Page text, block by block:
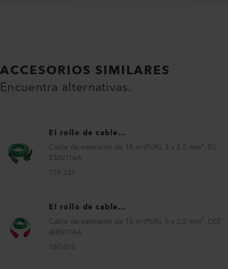
ACCESORIOS SIMILARES
Encuentra alternativas.
El rollo de cable...
Cable de extensión de 15 m (PUR), 3 x 2.5 mm², EU
230V/16A
159.239
El rollo de cable...
Cable de extensión de 15 m (PUR), 5 x 2.5 mm², CEE
400V/16A
160.015